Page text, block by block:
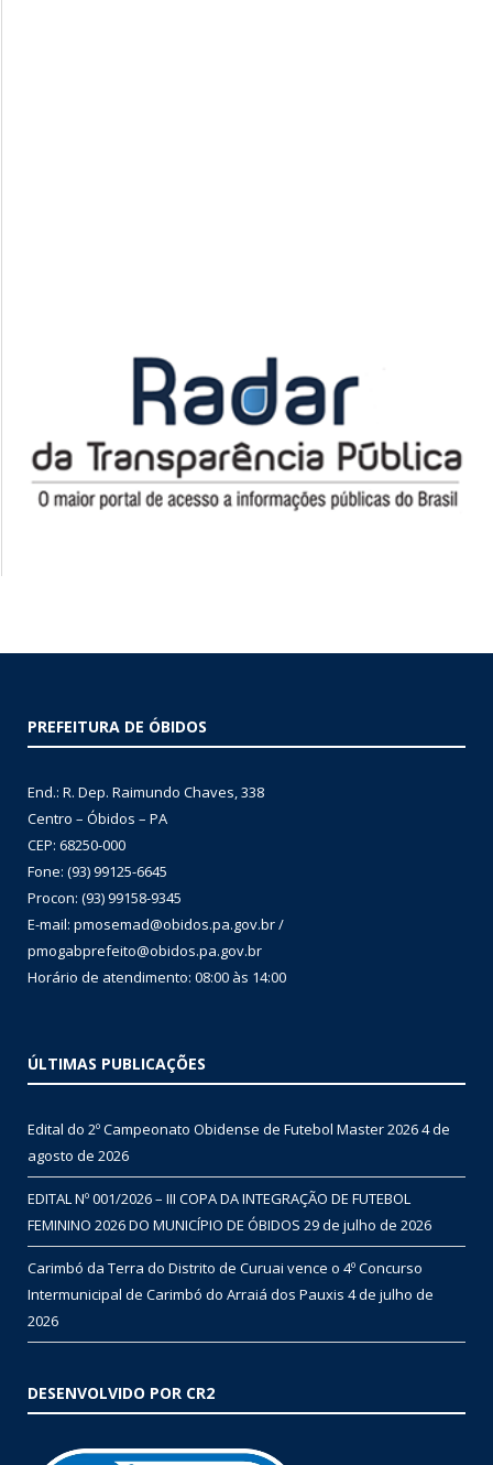
PREFEITURA DE ÓBIDOS
End.: R. Dep. Raimundo Chaves, 338
Centro – Óbidos – PA
CEP: 68250-000
Fone: (93) 99125-6645
Procon: (93) 99158-9345
E-mail: pmosemad@obidos.pa.gov.br /
pmogabprefeito@obidos.pa.gov.br
Horário de atendimento: 08:00 às 14:00
ÚLTIMAS PUBLICAÇÕES
Edital do 2º Campeonato Obidense de Futebol Master 20264 de
agosto de 2026
EDITAL Nº 001/2026 – III COPA DA INTEGRAÇÃO DE FUTEBOL
FEMININO 2026 DO MUNICÍPIO DE ÓBIDOS 29 de julho de 2026
Carimbó da Terra do Distrito de Curuai vence o 4º Concurso
Intermunicipal de Carimbó do Arraiá dos Pauxis 4 de julho de
2026
DESENVOLVIDO POR CR2